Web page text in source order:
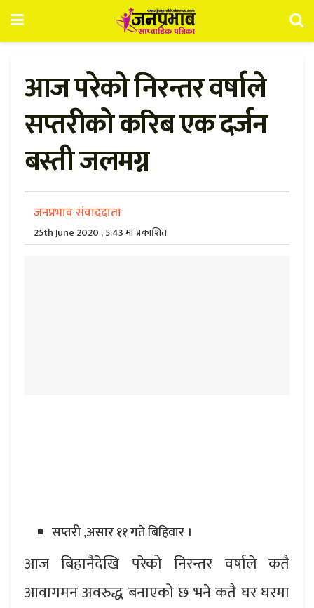
आज परेको निरन्तर वर्षाले
सप्तरीको करिब एक दर्जन
बस्ती जलमग्न
जनप्रभाव संवाददाता
25th June 2020 , 5:43 मा प्रकाशित
सप्तरी ,असार ११ गते बिहिवार ।
आज बिहानैदेखि परेको निरन्तर वर्षाले कतै
आवागमन अवरुद्ध बनाएको छ भने कतै घर घरमा